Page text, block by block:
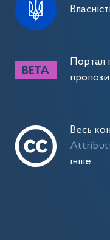
Портал
Весь
інше.